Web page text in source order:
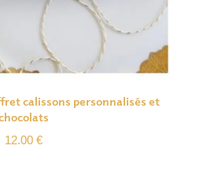
calissons personnalisés et
12.00 €